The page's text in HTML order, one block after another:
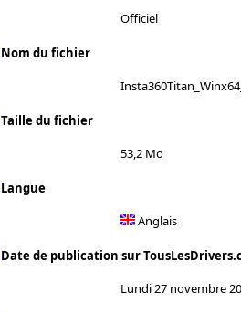
Officiel
Nom du fichier
Taille du fichier
53,2 Mo
Langue
Anglais
Date de publication sur
Lundi 27 novembre